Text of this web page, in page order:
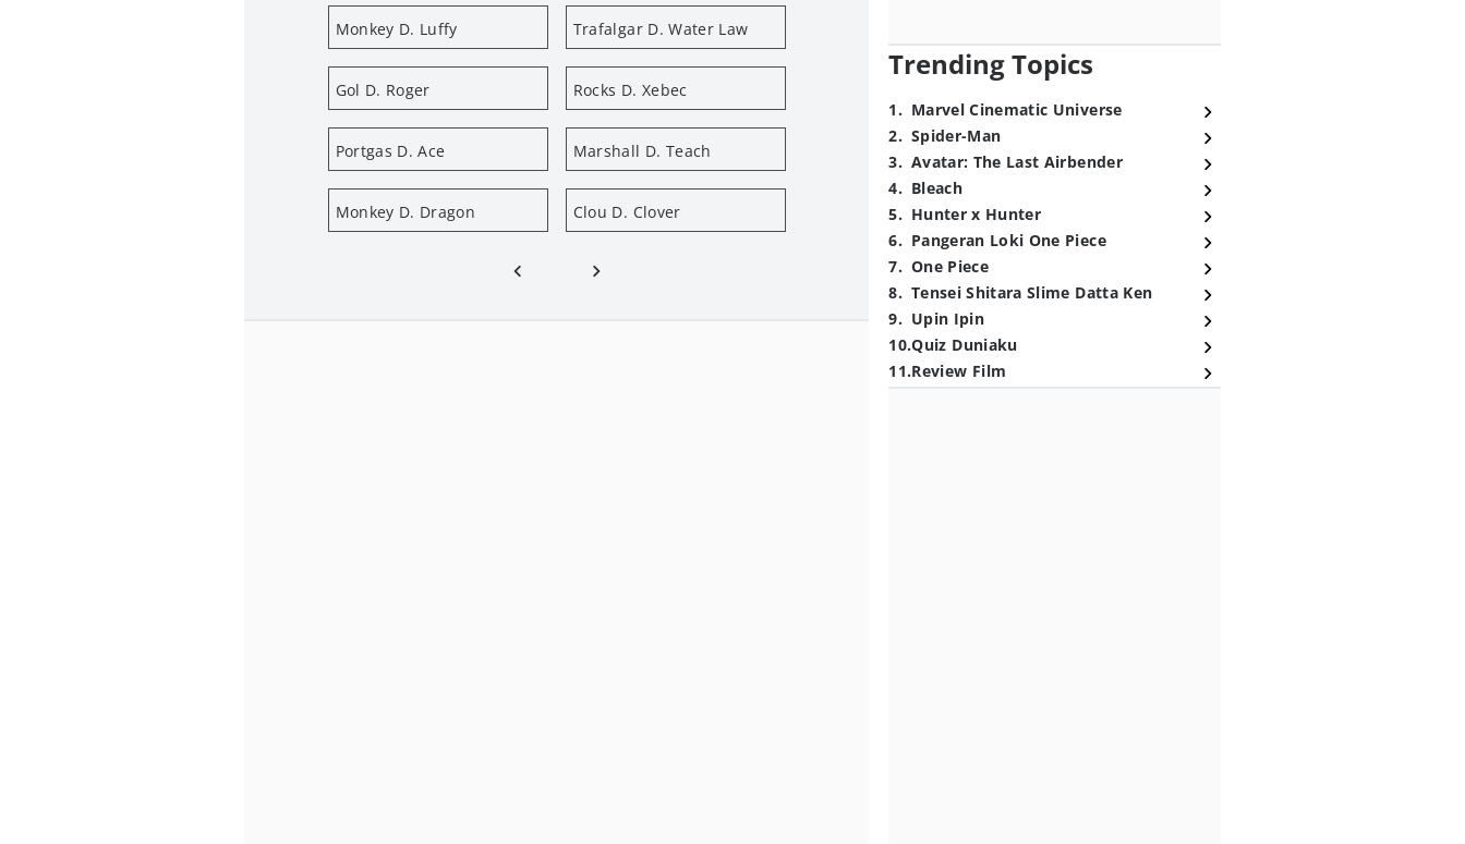
Monkey D. Luffy Trafalgar D. Water Law
Gol D. Roger Rocks D. Xebec
Portgas D. Ace Marshall D. Teach
Monkey D. Dragon Clou D. Clover
Trending Topics
1. Marvel Cinematic Universe
2. Spider-Man
3. Avatar: The Last Airbender
4. Bleach
5. Hunter x Hunter
6. Pangeran Loki One Piece
7. One Piece
8. Tensei Shitara Slime Datta Ken
9. Upin Ipin
10.Quiz Duniaku
11.Review Film